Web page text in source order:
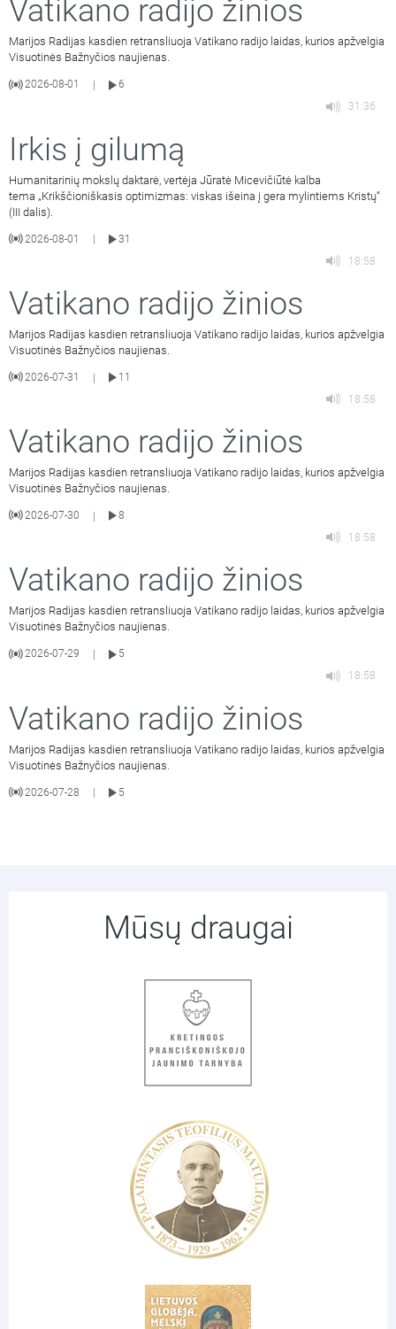
Vatikano radijo žinios
Marijos Radijas kasdien retransliuoja Vatikano radijo laidas, kurios apžvelgia
Visuotinės Bažnyčios naujienas.
2026-08-01
6
31:36
Irkis į gilumą
Humanitarinių mokslų daktarė, vertėja Jūratė Micevičiūtė kalba
tema „Krikščioniškasis optimizmas: viskas išeina į gera mylintiems Kristų“
(III dalis).
2026-08-01
31
18:58
Vatikano radijo žinios
Marijos Radijas kasdien retransliuoja Vatikano radijo laidas, kurios apžvelgia
Visuotinės Bažnyčios naujienas.
2026-07-31 |
11
18:58
Vatikano radijo žinios
Marijos Radijas kasdien retransliuoja Vatikano radijo laidas, kurios apžvelgia
Visuotinės Bažnyčios naujienas.
2026-07-30 |
8
18:58
Vatikano radijo žinios
Marijos Radijas kasdien retransliuoja Vatikano radijo laidas, kurios apžvelgia
Visuotinės Bažnyčios naujienas.
2026-07-29
5
18:58
Vatikano radijo žinios
Marijos Radijas kasdien retransliuoja Vatikano radijo laidas, kurios apžvelgia
Visuotinės Bažnyčios naujienas.
2026-07-28 5
Mūsų draugai